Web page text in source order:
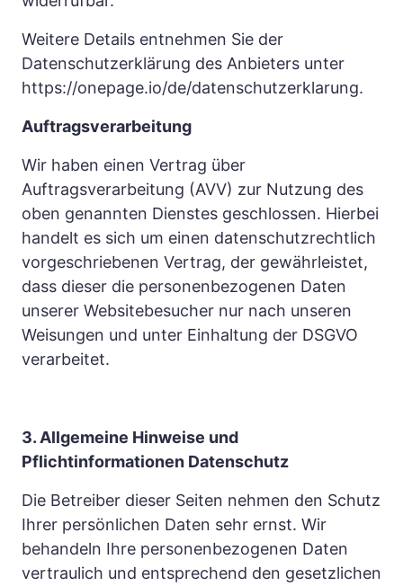
Weitere Details entnehmen Sie der
Datenschutzerklärung des Anbieters unter
https://onepage.io/de/datenschutzerklarung.
Auftragsverarbeitung
Wir haben einen Vertrag über
Auftragsverarbeitung (AVV) zur Nutzung des
oben genannten Dienstes geschlossen. Hierbei
handelt es sich um einen datenschutzrechtlich
vorgeschriebenen Vertrag, der gewährleistet,
dass dieser die personenbezogenen Daten
unserer Websitebesucher nur nach unseren
Weisungen und unter Einhaltung der DSGVO
verarbeitet.
3. Allgemeine Hinweise und
Pflichtinformationen Datenschutz
Die Betreiber dieser Seiten nehmen den Schutz
Ihrer persönlichen Daten sehr ernst. Wir
behandeln Ihre personenbezogenen Daten
vertraulich und entsprechend den gesetzlichen